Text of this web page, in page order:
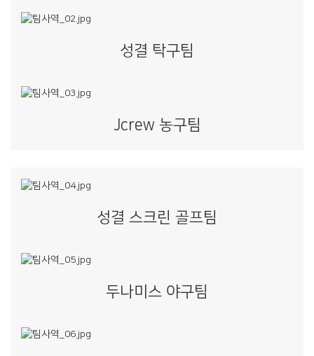
성결 탁구팀
Jcrew 농구팀
성결 스크린 골프팀
두나미스 야구팀